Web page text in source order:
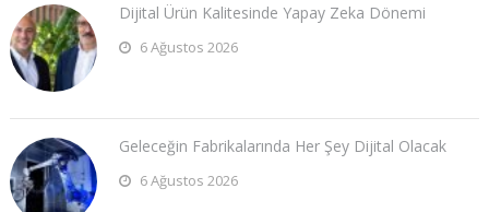
Dijital Ürün Kalitesinde Yapay Zeka Dönemi
6 Ağustos 2026
Geleceğin Fabrikalarında Her Şey Dijital Olacak
6 Ağustos 2026